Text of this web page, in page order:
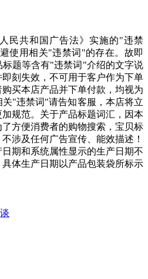
民共和国广告法》实施的"违禁
使用相关"违禁词"的存在。故即
标题等含有"违禁词"介绍的文字说
刻失效，不可用于客户作为下单
买本店产品并下单付款，均视为
"违禁词"请告知客服，本店将立
规范。关于产品标题词汇，因本
方便消费者的购物搜索，宝贝标
涉及任何广告宣传、能效描述！
期和系统属性显示的生产日期不
体生产日期以产品包装袋所标示